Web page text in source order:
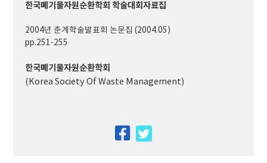
한국폐기물자원순환학회 학술대회자료집
2004년 춘계학술발표회 논문집 (2004.05)
pp.251-255
한국폐기물자원순환학회
(Korea Society Of Waste Management)
facebook